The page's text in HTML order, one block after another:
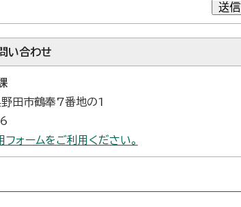
送信
い合わせ
田市鶴奉7番地の1
ォームをご利用ください。